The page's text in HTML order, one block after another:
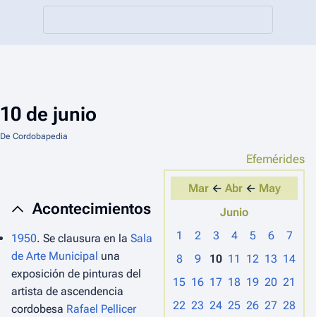
10 de junio
De Cordobapedia
Efemérides
Mar← Abr← May
Junio
1
2 3 4 5 6
7
8
9 10 11 12 13 14
15 16 17 18 19 20 21
22 23 24 25 26 27 28
Acontecimientos
1950. Se clausura en la Sala
de Arte Municipal una
exposición de pinturas del
artista de ascendencia
cordobesa Rafael Pellicer